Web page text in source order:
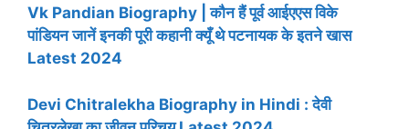
Vk Pandian Biography | कौन हैं पूर्व आईएएस विके
पांडियन जानें इनकी पूरी कहानी क्यूँ थे पटनायक के इतने खास
Latest 2024
Devi Chitralekha Biography in Hindi : देवी